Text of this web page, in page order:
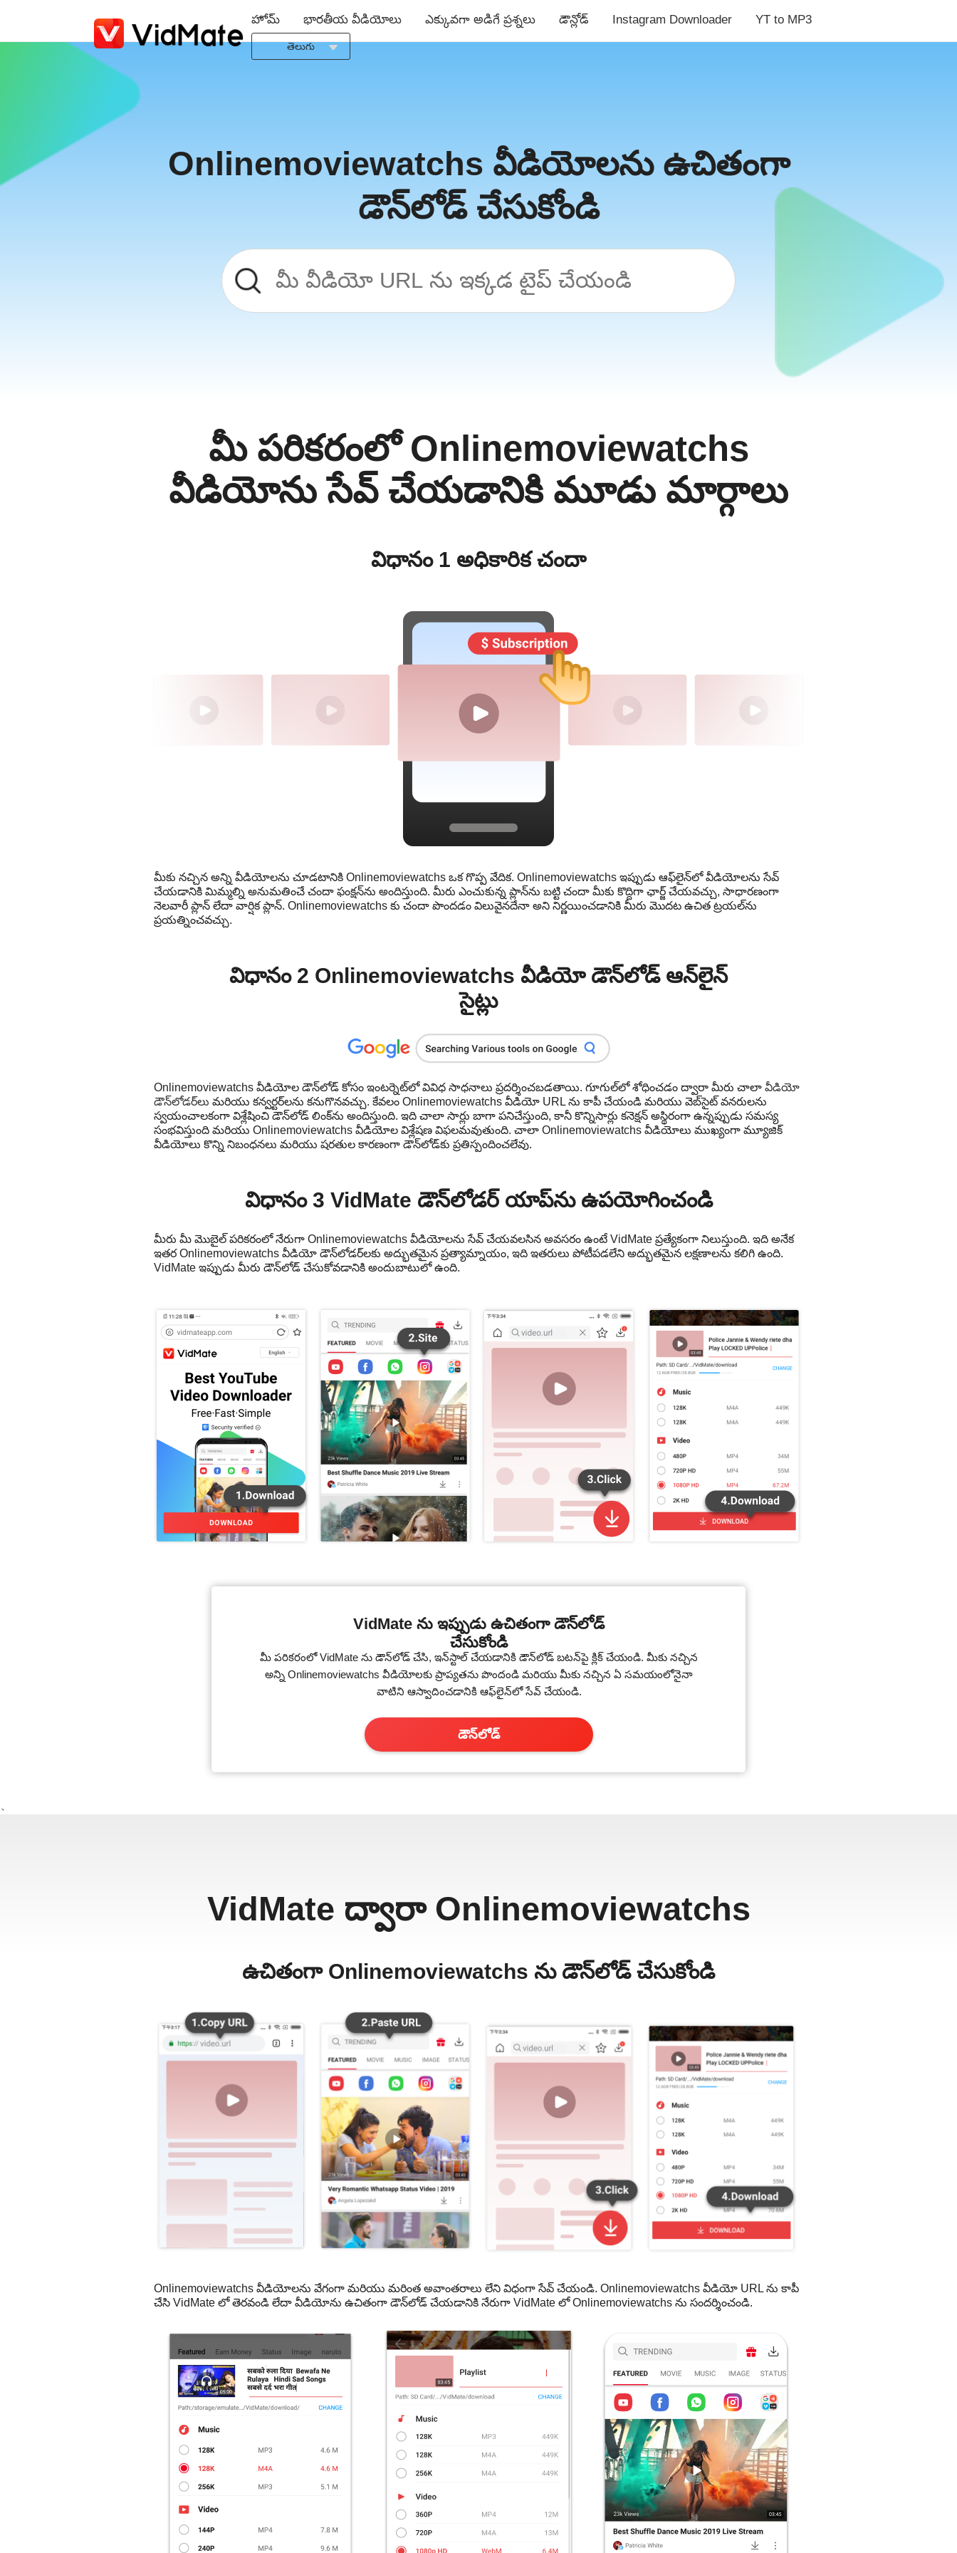
హోమ్ భారతీయ వీడియోలు ఎక్కువగా అడిగే ప్రశ్నలు డౌన్లోడ్ Instagram Downloader YT to MP3
తెలుగు
Français
العربية
Malaysia
Việt Nam
ภาษาไทย
Onlinemoviewatchs వీడియోలను ఉచితంగా
డౌన్‌లోడ్ చేసుకోండి
మీ పరికరంలో Onlinemoviewatchs
వీడియోను సేవ్ చేయడానికి మూడు మార్గాలు
విధానం 1 అధికారిక చందా
మీకు నచ్చిన అన్ని వీడియోలను చూడటానికి Onlinemoviewatchs ఒక గొప్ప వేదిక. Onlinemoviewatchs ఇప్పుడు ఆఫ్‌లైన్‌లో వీడియోలను సేవ్
చేయడానికి మిమ్మల్ని అనుమతించే చందా ఫంక్షన్‌ను అందిస్తుంది. మీరు ఎంచుకున్న ప్లాన్‌ను బట్టి చందా మీకు కొద్దిగా ఛార్జ్ చేయవచ్చు, సాధారణంగా
నెలవారీ ప్లాన్ లేదా వార్షిక ప్లాన్. Onlinemoviewatchs కు చందా పొందడం విలువైనదేనా అని నిర్ణయించడానికి మీరు మొదట ఉచిత ట్రయల్‌ను
ప్రయత్నించవచ్చు.
విధానం 2 Onlinemoviewatchs వీడియో డౌన్‌లోడ్ ఆన్‌లైన్
సైట్లు
Onlinemoviewatchs వీడియోల డౌన్‌లోడ్ కోసం ఇంటర్నెట్‌లో వివిధ సాధనాలు ప్రదర్శించబడతాయి. గూగుల్‌లో శోధించడం ద్వారా మీరు చాలా వీడియో
డౌన్‌లోడర్‌లు మరియు కన్వర్టర్‌లను కనుగొనవచ్చు. కేవలం Onlinemoviewatchs వీడియో URL ను కాపీ చేయండి మరియు వెబ్‌సైట్ వనరులను
స్వయంచాలకంగా విశ్లేషించి డౌన్‌లోడ్ లింక్‌ను అందిస్తుంది. ఇది చాలా సార్లు బాగా పనిచేస్తుంది, కానీ కొన్నిసార్లు కనెక్షన్ అస్థిరంగా ఉన్నప్పుడు సమస్య
సంభవిస్తుంది మరియు Onlinemoviewatchs వీడియోల విశ్లేషణ విఫలమవుతుంది. చాలా Onlinemoviewatchs వీడియోలు ముఖ్యంగా మ్యూజిక్
వీడియోలు కొన్ని నిబంధనలు మరియు షరతుల కారణంగా డౌన్‌లోడ్‌కు ప్రతిస్పందించలేవు.
విధానం 3 VidMate డౌన్‌లోడర్ యాప్‌ను ఉపయోగించండి
మీరు మీ మొబైల్ పరికరంలో నేరుగా Onlinemoviewatchs వీడియోలను సేవ్ చేయవలసిన అవసరం ఉంటే VidMate ప్రత్యేకంగా నిలుస్తుంది. ఇది అనేక
ఇతర Onlinemoviewatchs వీడియో డౌన్‌లోడర్‌లకు అద్భుతమైన ప్రత్యామ్నాయం, ఇది ఇతరులు పోటీపడలేని అద్భుతమైన లక్షణాలను కలిగి ఉంది.
VidMate ఇప్పుడు మీరు డౌన్‌లోడ్ చేసుకోవడానికి అందుబాటులో ఉంది.
VidMate ను ఇప్పుడు ఉచితంగా డౌన్‌లోడ్
చేసుకోండి
మీ పరికరంలో VidMate ను డౌన్‌లోడ్ చేసి, ఇన్‌స్టాల్ చేయడానికి డౌన్‌లోడ్ బటన్‌పై క్లిక్ చేయండి. మీకు నచ్చిన
అన్ని Onlinemoviewatchs వీడియోలకు ప్రాప్యతను పొందండి మరియు మీకు నచ్చిన ఏ సమయంలోనైనా
వాటిని ఆస్వాదించడానికి ఆఫ్‌లైన్‌లో సేవ్ చేయండి.
డౌన్‌లోడ్
、
VidMate ద్వారా Onlinemoviewatchs
ఉచితంగా Onlinemoviewatchs ను డౌన్‌లోడ్ చేసుకోండి
Onlinemoviewatchs వీడియోలను వేగంగా మరియు మరింత అవాంతరాలు లేని విధంగా సేవ్ చేయండి. Onlinemoviewatchs వీడియో URL ను కాపీ
చేసి VidMate లో తెరవండి లేదా వీడియోను ఉచితంగా డౌన్‌లోడ్ చేయడానికి నేరుగా VidMate లో Onlinemoviewatchs ను సందర్శించండి.